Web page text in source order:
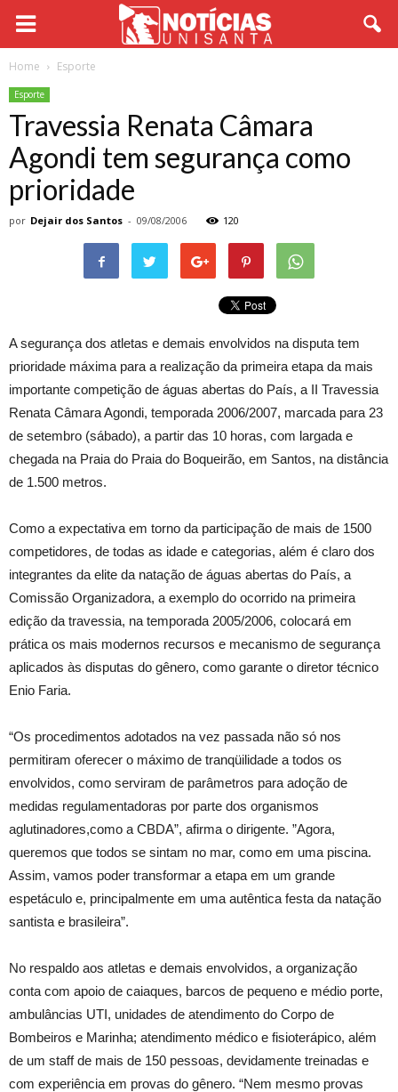
Home Esporte
Esporte
Travessia Renata Câmara
Agondi tem segurança como
prioridade
por Dejair dos Santos - 09/08/2006 120
A segurança dos atletas e demais envolvidos na disputa tem
prioridade máxima para a realização da primeira etapa da mais
importante competição de águas abertas do País, a II Travessia
Renata Câmara Agondi, temporada 2006/2007, marcada para 23
de setembro (sábado), a partir das 10 horas, com largada e
chegada na Praia do Praia do Boqueirão, em Santos, na distância
de 1.500 metros.
Como a expectativa em torno da participação de mais de 1500
competidores, de todas as idade e categorias, além é claro dos
integrantes da elite da natação de águas abertas do País, a
Comissão Organizadora, a exemplo do ocorrido na primeira
edição da travessia, na temporada 2005/2006, colocará em
prática os mais modernos recursos e mecanismo de segurança
aplicados às disputas do gênero, como garante o diretor técnico
Enio Faria.
“Os procedimentos adotados na vez passada não só nos
permitiram oferecer o máximo de tranqüilidade a todos os
envolvidos, como serviram de parâmetros para adoção de
medidas regulamentadoras por parte dos organismos
aglutinadores,como a CBDA”, afirma o dirigente. ”Agora,
queremos que todos se sintam no mar, como em uma piscina.
Assim, vamos poder transformar a etapa em um grande
espetáculo e, principalmente em uma autêntica festa da natação
santista e brasileira”.
No respaldo aos atletas e demais envolvidos, a organização
conta com apoio de caiaques, barcos de pequeno e médio porte,
ambulâncias UTI, unidades de atendimento do Corpo de
Bombeiros e Marinha; atendimento médico e fisioterápico, além
de um staff de mais de 150 pessoas, devidamente treinadas e
com experiência em provas do gênero. “Nem mesmo provas